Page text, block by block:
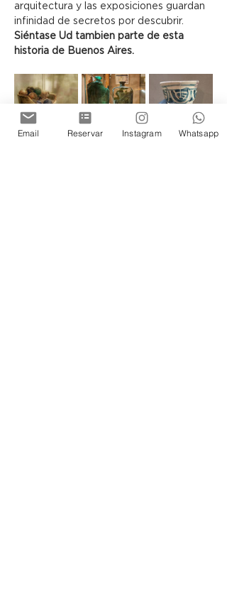
arquitectura y las exposiciones guardan
infinidad de secretos por descubrir.
Siéntase Ud tambien parte de esta
historia de Buenos Aires.
Email Reservar Instagram Whatsapp